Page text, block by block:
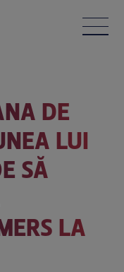
DE
LUI
SĂ
LA